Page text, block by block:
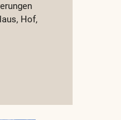
Hof,